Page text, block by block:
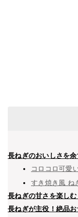
長ねぎのおいしさを
コロコロ可愛
すき焼き風 ね
長ねぎの甘さを楽し
長ねぎが主役！絶品